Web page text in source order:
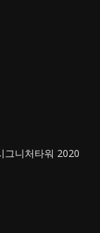
그니처타워 2020